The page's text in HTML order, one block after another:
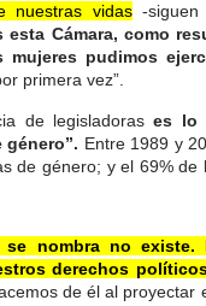
nuestras vidas-siguen
Cámara, como
mujeres pudimos
primera vez”.
de legisladorases lo
Entre 1989 y
de género; y el 69%
nombra no existe.
derechos
de él al proyectar